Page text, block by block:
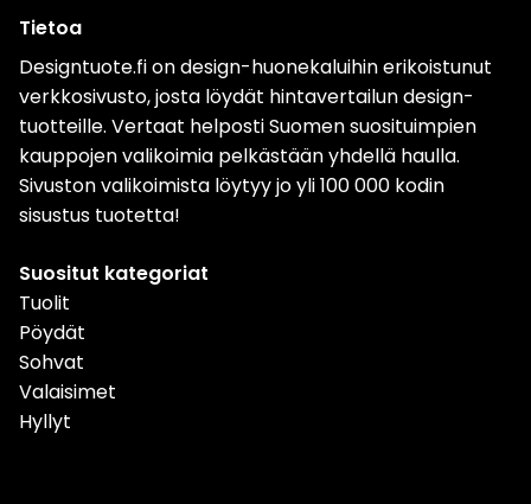
Tietoa
Designtuote.fi on design-huonekaluihin erikoistunut
verkkosivusto, josta löydät hintavertailun design-
tuotteille. Vertaat helposti Suomen suosituimpien
kauppojen valikoimia pelkästään yhdellä haulla.
Sivuston valikoimista löytyy jo yli 100 000 kodin
sisustus tuotetta!
Suositut kategoriat
Tuolit
Pöydät
Sohvat
Valaisimet
Hyllyt